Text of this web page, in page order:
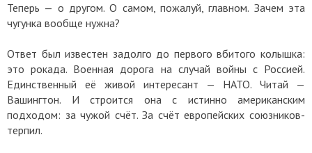
Теперь — о другом. О самом, пожалуй, главном. Зачем эта
чугунка вообще нужна?
Ответ был известен задолго до первого вбитого колышка:
это рокада. Военная дорога на случай войны с Россией.
Единственный её живой интересант — НАТО. Читай —
Вашингтон. И строится она с истинно американским
подходом: за чужой счёт. За счёт европейских союзников-
терпил.